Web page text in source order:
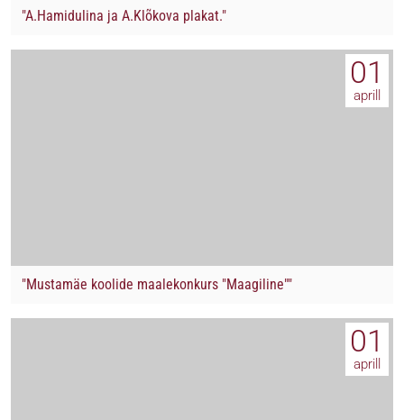
"A.Hamidulina ja A.Klõkova plakat."
01
aprill
"Mustamäe koolide maalekonkurs "Maagiline""
01
aprill